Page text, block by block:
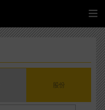
股份